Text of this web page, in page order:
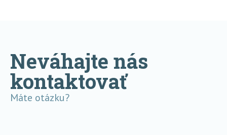
Neváhajte nás
kontaktovať
Máte otázku?